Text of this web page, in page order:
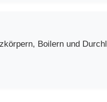
Boilern und